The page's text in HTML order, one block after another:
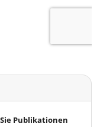
Publikationen